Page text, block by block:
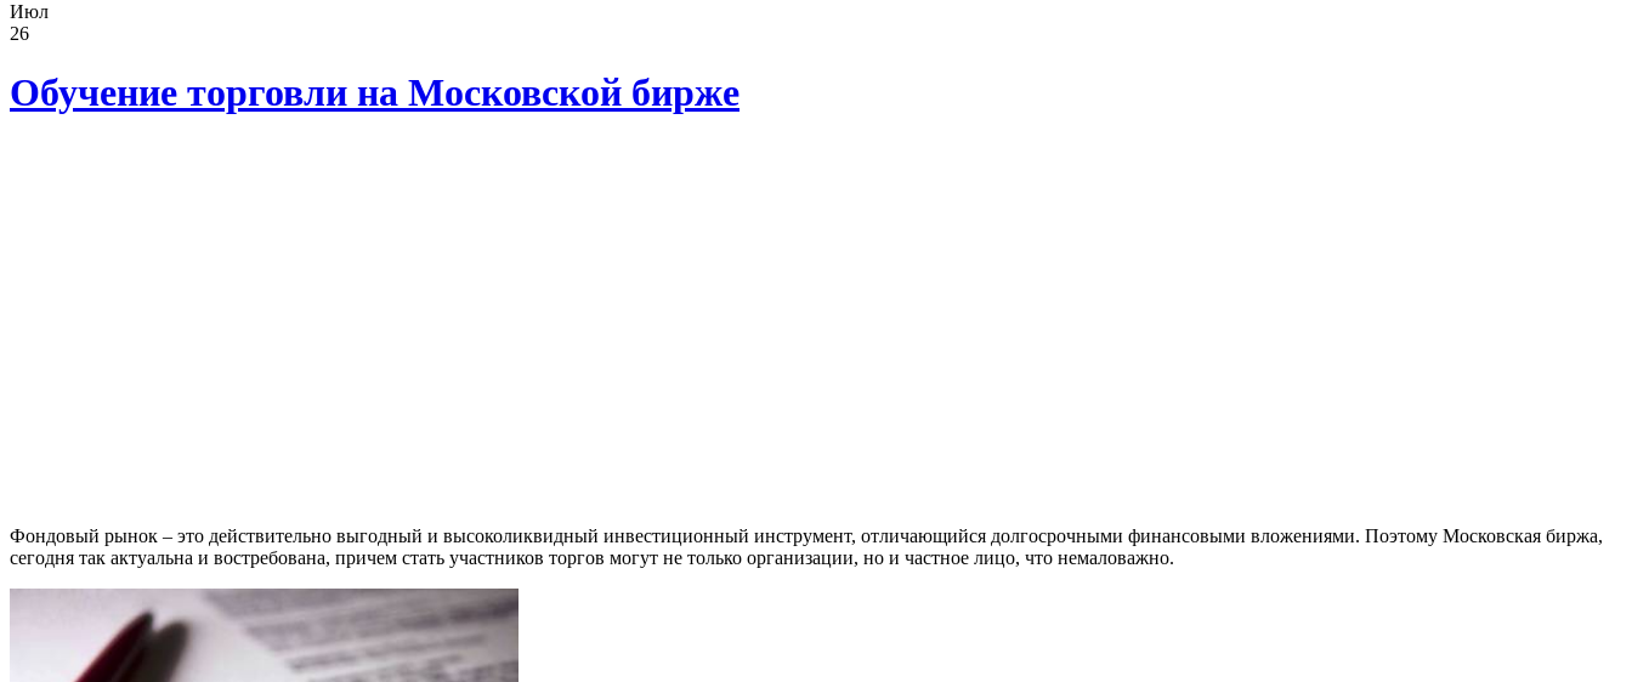
Июл
26
Обучение торговли на Московской бирже
Фондовый рынок – это действительно выгодный и высоколиквидный инвестиционный инструмент, отличающийся долгосрочными финансовыми вложениями. Поэтому Московская биржа,
сегодня так актуальна и востребована, причем стать участников торгов могут не только организации, но и частное лицо, что немаловажно.